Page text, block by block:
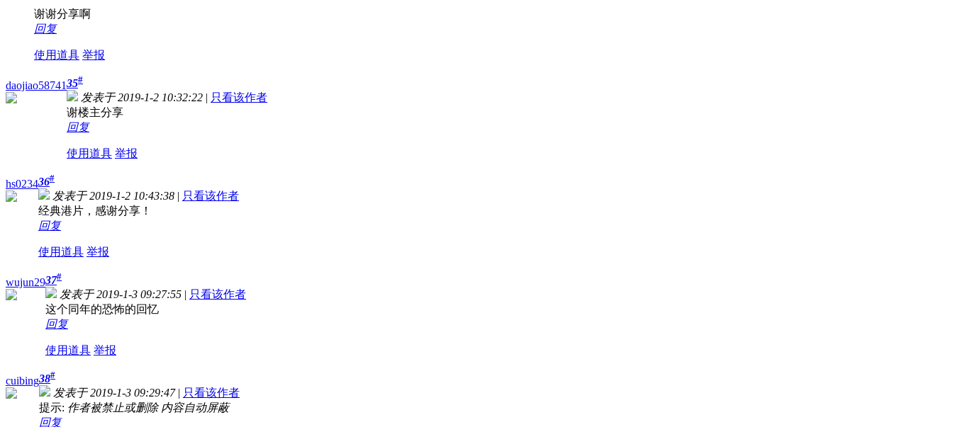
谢谢分享啊
回复
使用道具 举报
daojiao5874135#
发表于 2019-1-2 10:32:22 | 只看该作者
谢楼主分享
回复
使用道具 举报
hs023436#
发表于 2019-1-2 10:43:38 | 只看该作者
经典港片，感谢分享！
回复
使用道具 举报
wujun2937#
发表于 2019-1-3 09:27:55 | 只看该作者
这个同年的恐怖的回忆
回复
使用道具 举报
cuibing38#
发表于 2019-1-3 09:29:47 | 只看该作者
提示: 作者被禁止或删除 内容自动屏蔽
回复